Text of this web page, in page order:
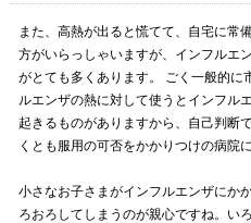
また、高熱が出ると慌てて、自宅に常
方がいらっしゃいますが、インフルエ
がとても多くあります。 ごく一般的に
ルエンザの熱に対して使うとインフル
起きるものがありますから、自己判断
くとも服用の可否をかかりつけの病院
小さなお子さまがインフルエンザにか
ろおろしてしまうのが親心ですね。い